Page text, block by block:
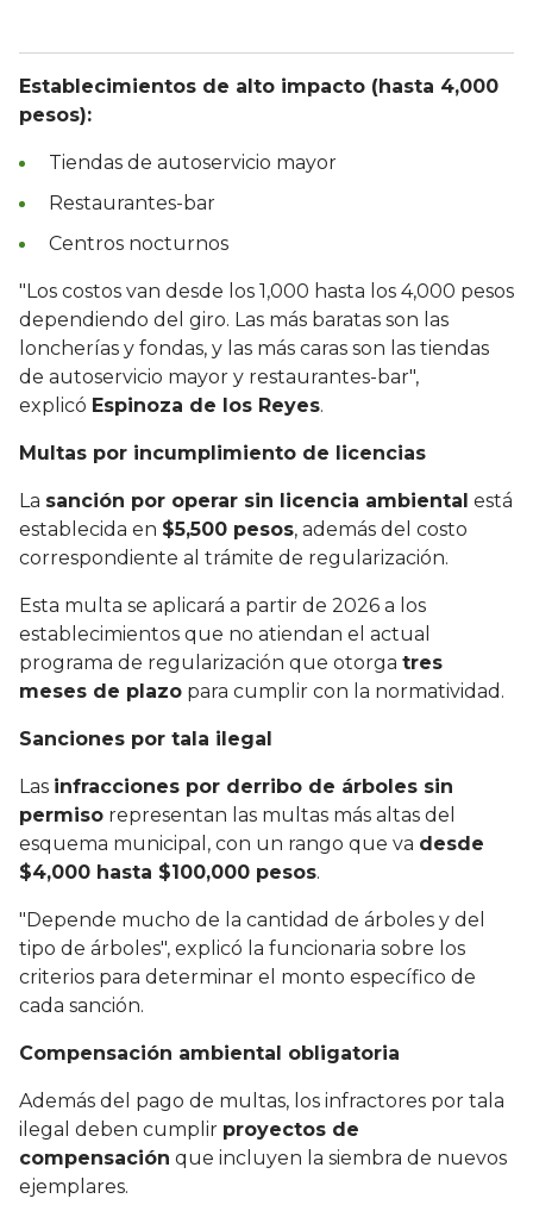
Establecimientos de alto impacto (hasta 4,000
pesos):
Tiendas de autoservicio mayor
Restaurantes-bar
Centros nocturnos
"Los costos van desde los 1,000 hasta los 4,000 pesos
dependiendo del giro. Las más baratas son las
loncherías y fondas, y las más caras son las tiendas
de autoservicio mayor y restaurantes-bar",
explicó Espinoza de los Reyes.
Multas por incumplimiento de licencias
La sanción por operar sin licencia ambiental está
establecida en $5,500 pesos, además del costo
correspondiente al trámite de regularización.
Esta multa se aplicará a partir de 2026 a los
establecimientos que no atiendan el actual
programa de regularización que otorga tres
meses de plazo para cumplir con la normatividad.
Sanciones por tala ilegal
Las infracciones por derribo de árboles sin
permiso representan las multas más altas del
esquema municipal, con un rango que va desde
$4,000 hasta $100,000 pesos.
"Depende mucho de la cantidad de árboles y del
tipo de árboles", explicó la funcionaria sobre los
criterios para determinar el monto específico de
cada sanción.
Compensación ambiental obligatoria
Además del pago de multas, los infractores por tala
ilegal deben cumplir proyectos de
compensación que incluyen la siembra de nuevos
ejemplares.